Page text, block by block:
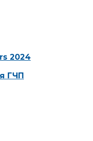
2024
ГЧП